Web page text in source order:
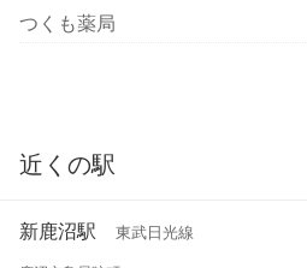
つくも薬局
近くの駅
新鹿沼駅 東武日光線